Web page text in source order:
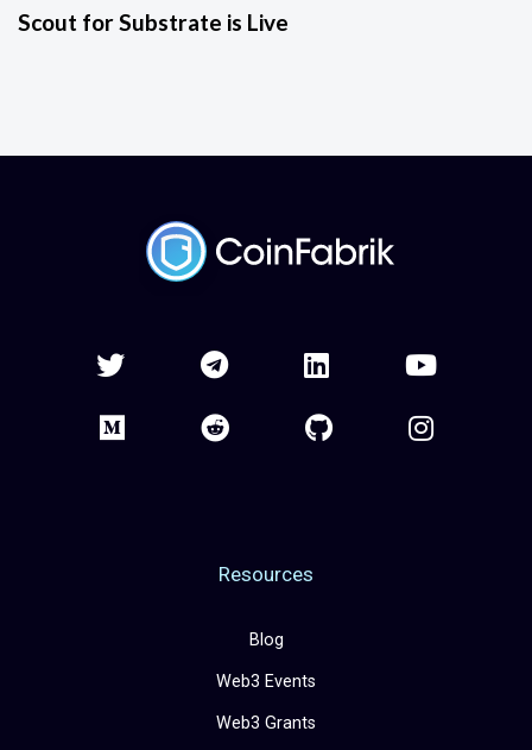
Scout for Substrate is Live
Resources
Blog
Web3 Events
Web3 Grants